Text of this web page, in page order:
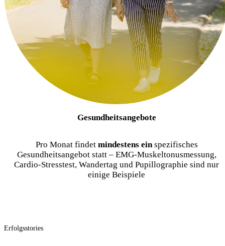
Gesundheitsangebote
Pro Monat findet mindestens einspezifisches
Gesundheitsangebot statt – EMG-Muskeltonusmessung,
Cardio-Stresstest, Wandertag und Pupillographie sind nur
einige Beispiele
Erfolgsstories